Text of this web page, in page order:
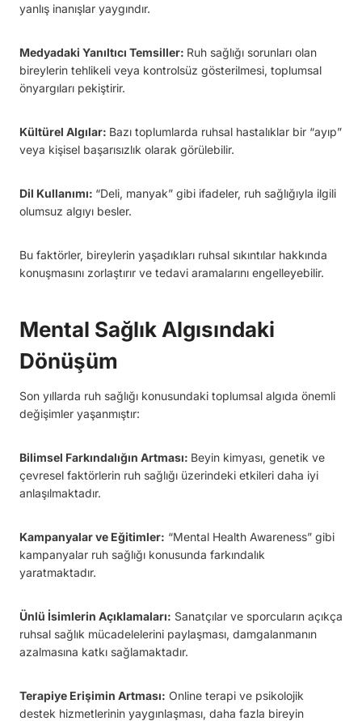
yanlış inanışlar yaygındır.
Medyadaki Yanıltıcı Temsiller: Ruh sağlığı sorunları olan
bireylerin tehlikeli veya kontrolsüz gösterilmesi, toplumsal
önyargıları pekiştirir.
Kültürel Algılar: Bazı toplumlarda ruhsal hastalıklar bir “ayıp”
veya kişisel başarısızlık olarak görülebilir.
Dil Kullanımı: “Deli, manyak” gibi ifadeler, ruh sağlığıyla ilgili
olumsuz algıyı besler.
Bu faktörler, bireylerin yaşadıkları ruhsal sıkıntılar hakkında
konuşmasını zorlaştırır ve tedavi aramalarını engelleyebilir.
Mental Sağlık Algısındaki
Dönüşüm
Son yıllarda ruh sağlığı konusundaki toplumsal algıda önemli
değişimler yaşanmıştır:
Bilimsel Farkındalığın Artması: Beyin kimyası, genetik ve
çevresel faktörlerin ruh sağlığı üzerindeki etkileri daha iyi
anlaşılmaktadır.
Kampanyalar ve Eğitimler: “Mental Health Awareness” gibi
kampanyalar ruh sağlığı konusunda farkındalık
yaratmaktadır.
Ünlü İsimlerin Açıklamaları: Sanatçılar ve sporcuların açıkça
ruhsal sağlık mücadelelerini paylaşması, damgalanmanın
azalmasına katkı sağlamaktadır.
Terapiye Erişimin Artması: Online terapi ve psikolojik
destek hizmetlerinin yaygınlaşması, daha fazla bireyin